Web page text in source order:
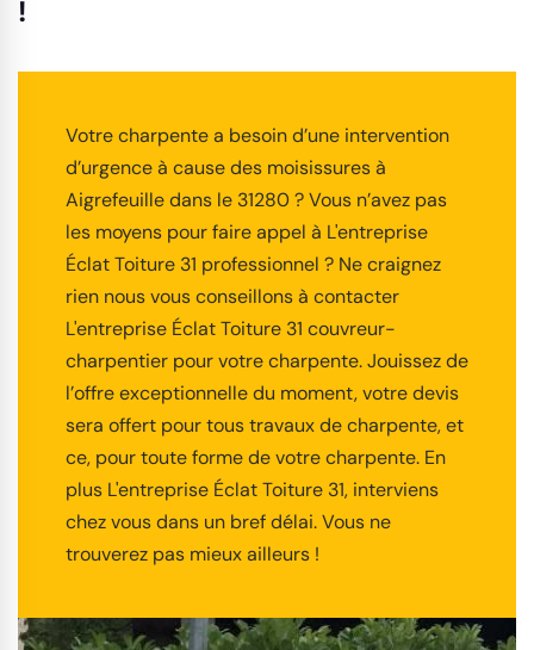
!
Votre charpente a besoin d’une intervention
d’urgence à cause des moisissures à
Aigrefeuille dans le 31280 ? Vous n’avez pas
les moyens pour faire appel à L'entreprise
Éclat Toiture 31 professionnel ? Ne craignez
rien nous vous conseillons à contacter
L'entreprise Éclat Toiture 31 couvreur-
charpentier pour votre charpente. Jouissez de
l’offre exceptionnelle du moment, votre devis
sera offert pour tous travaux de charpente, et
ce, pour toute forme de votre charpente. En
plus L'entreprise Éclat Toiture 31, interviens
chez vous dans un bref délai. Vous ne
trouverez pas mieux ailleurs !